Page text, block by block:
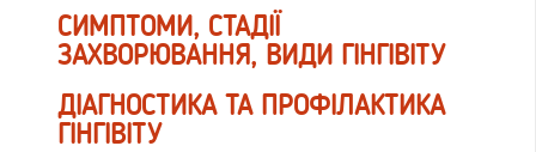
СИМПТОМИ, СТАДІЇ
ЗАХВОРЮВАННЯ, ВИДИ ГІНГІВІТУ
ДІАГНОСТИКА ТА ПРОФІЛАКТИКА
ГІНГІВІТУ